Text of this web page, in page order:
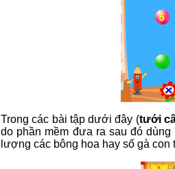
Trong các bài tập dưới đây (tưới
do phần mềm đưa ra sau đó
lượng các bông hoa hay số gà con